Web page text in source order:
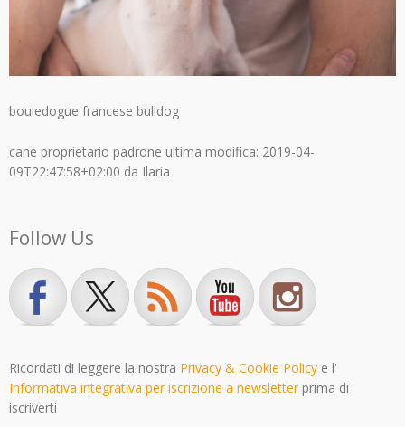
bouledogue francese bulldog
cane proprietario padrone ultima modifica: 2019-04-
09T22:47:58+02:00 da Ilaria
Follow Us
Ricordati di leggere la nostra Privacy & Cookie Policy e l'
Informativa integrativa per iscrizione a newsletterprima di
iscriverti